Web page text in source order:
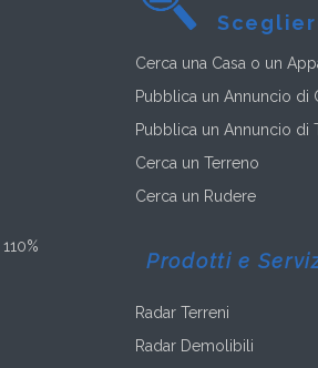
Cerca una Casa o un
Pubblica un Annuncio di
Pubblica un Annuncio di
Cerca un Terreno
Cerca un Rudere
Prodotti e
Radar Terreni
Radar Demolibili